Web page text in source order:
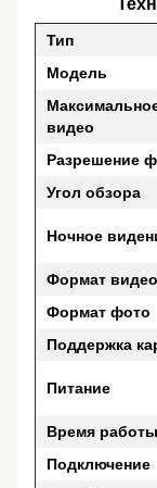
Тип
Модель
видео
Разрешение
Угол обзора
Ночное
Формат видео
Формат фото
Поддержка
Питание
Время работы
Подключение